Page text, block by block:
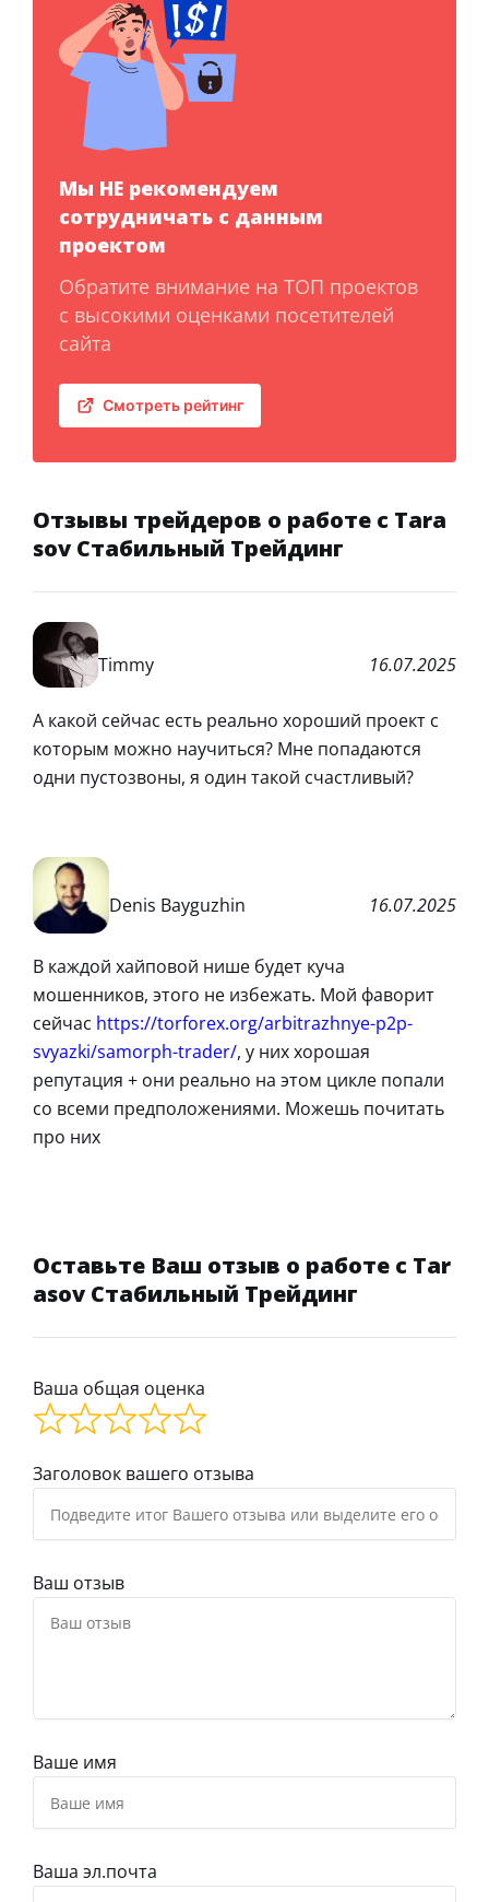
Мы НЕ рекомендуем
сотрудничать с данным
проектом
Обратите внимание на ТОП проектов
с высокими оценками посетителей
сайта
Смотреть рейтинг
Отзывы трейдеров о работе с Tara
sov Стабильный Трейдинг
Timmy 16.07.2025
А какой сейчас есть реально хороший проект с
которым можно научиться? Мне попадаются
одни пустозвоны, я один такой счастливый?
Denis Bayguzhin 16.07.2025
В каждой хайповой нише будет куча
мошенников, этого не избежать. Мой фаворит
сейчас https://torforex.org/arbitrazhnye-p2p-
svyazki/samorph-trader/, у них хорошая
репутация + они реально на этом цикле попали
со всеми предположениями. Можешь почитать
про них
Оставьте Ваш отзыв о работе с Tar
asov Стабильный Трейдинг
Ваша общая оценка
Заголовок вашего отзыва
Ваш отзыв
Ваше имя
Ваша эл.почта